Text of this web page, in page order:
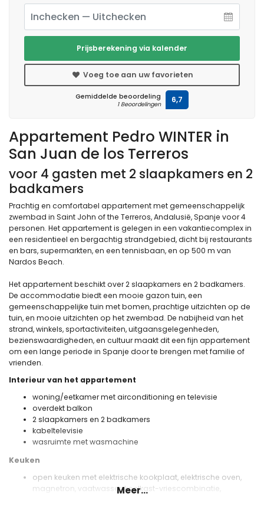
Appartement Pedro WINTER in
San Juan de los Terreros
voor 4 gasten met 2 slaapkamers en 2
badkamers
Prachtig en comfortabel appartement met gemeenschappelijk
zwembad in Saint John of the Terreros, Andalusië, Spanje voor 4
personen. Het appartement is gelegen in een vakantiecomplex in
een residentieel en bergachtig strandgebied, dicht bij restaurants
en bars, supermarkten, en een tennisbaan, en op 500 m van
Nardos Beach.
Het appartement beschikt over 2 slaapkamers en 2 badkamers.
De accommodatie biedt een mooie gazon tuin, een
gemeenschappelijke tuin met bomen, prachtige uitzichten op de
tuin, en mooie uitzichten op het zwembad. De nabijheid van het
strand, winkels, sportactiviteiten, uitgaansgelegenheden,
bezienswaardigheden, en cultuur maakt dit een fijn appartement
om een lange periode in Spanje door te brengen met familie of
vrienden.
Interieur van het appartement
woning/eetkamer met airconditioning en televisie
overdekt balkon
2 slaapkamers en 2 badkamers
kabeltelevisie
wasruimte met wasmachine
Keuken
open keuken met elektrische kookplaat, elektrische oven,
magnetron, vaatwasser, koelkast-vriescombinatie,
Meer...
Prijsberekening via kalender
Voeg toe aan uw favorieten
Gemiddelde beoordeling
1 Beoordelingen 6,7